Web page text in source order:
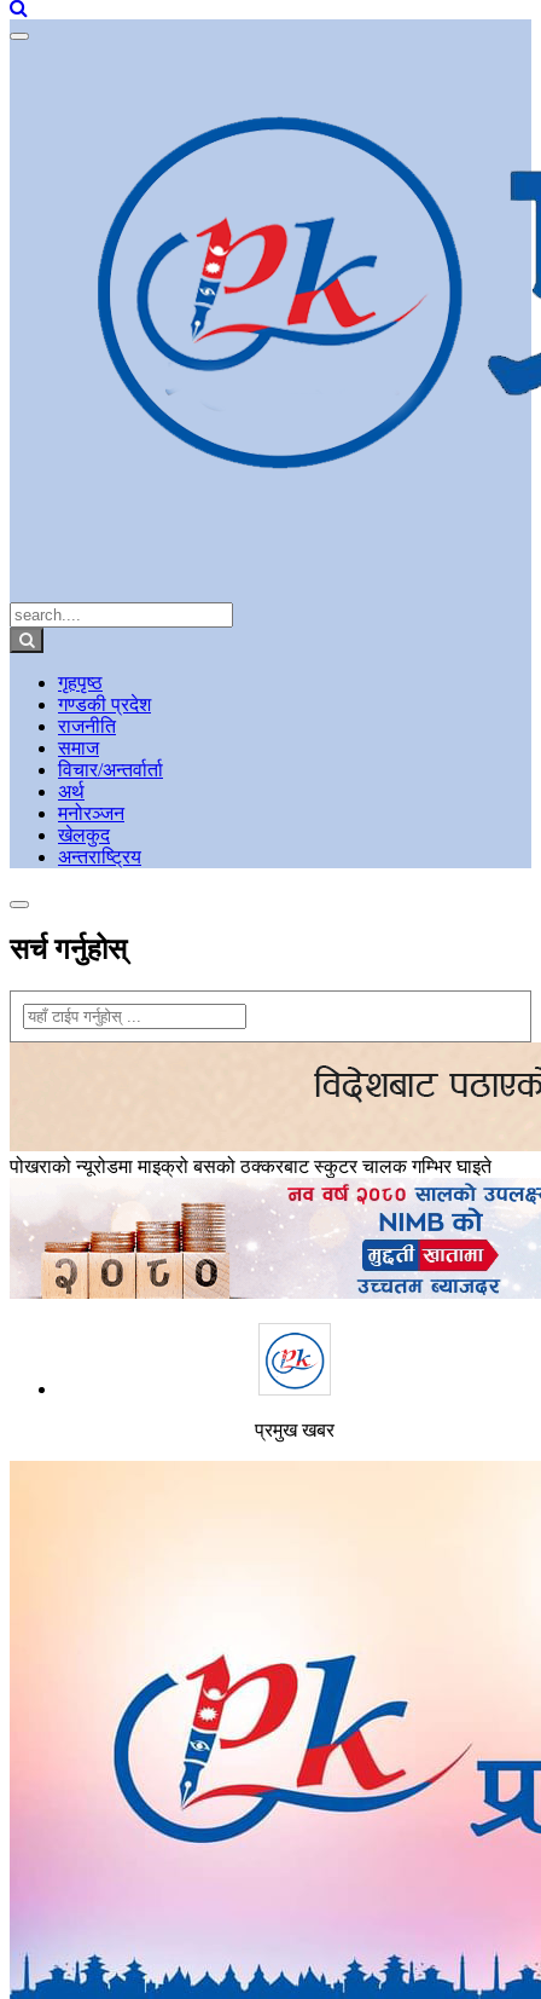
गृहपृष्ठ
गण्डकी प्रदेश
राजनीति
समाज
विचार/अन्तर्वार्ता
अर्थ
मनोरञ्जन
खेलकुद
अन्तराष्ट्रिय
सर्च गर्नुहोस्
पोखराको न्यूरोडमा माइक्रो बसको ठक्करबाट स्कुटर चालक गम्भिर घाइते
प्रमुख खबर